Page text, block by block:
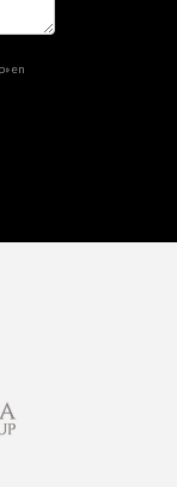
en